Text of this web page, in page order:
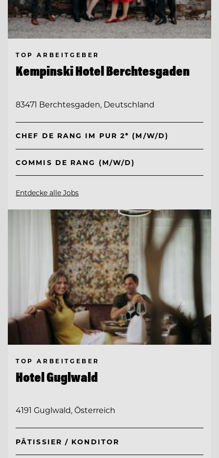
TOP ARBEITGEBER
Kempinski Hotel Berchtesgaden
83471 Berchtesgaden, Deutschland
CHEF DE RANG IM PUR 2* (M/W/D)
COMMIS DE RANG (M/W/D)
Entdecke alle Jobs
TOP ARBEITGEBER
Hotel Guglwald
4191 Guglwald, Österreich
PÂTISSIER / KONDITOR